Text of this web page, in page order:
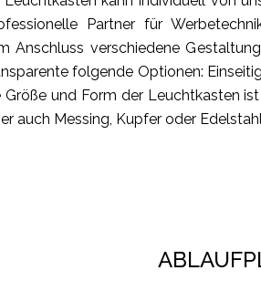
Partner für
Anschluss verschiedene
folgende Optionen:
und Form der Leuchtkasten
auch Messing, Kupfer oder